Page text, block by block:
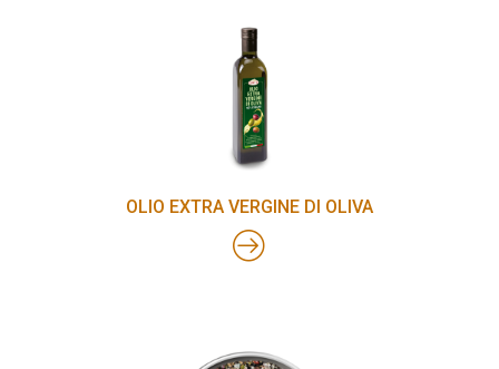
OLIO EXTRA VERGINE DI OLIVA